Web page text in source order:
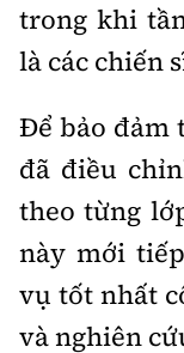
trong khi
là các chiến
Để bảo đảm
đã điều
theo từng
này mới
vụ tốt nhất
và nghiên